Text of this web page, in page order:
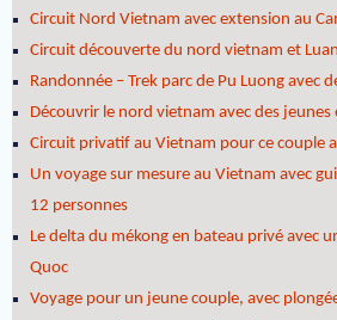
Circuit Nord Vietnam avec extension au
Circuit découverte du nord vietnam et
Randonnée – Trek parc de Pu Luong avec
Découvrir le nord vietnam avec des jeunes
Circuit privatif au Vietnam pour ce couple
Un voyage sur mesure au Vietnam avec
12 personnes
Le delta du mékong en bateau privé avec
Quoc
Voyage pour un jeune couple, avec